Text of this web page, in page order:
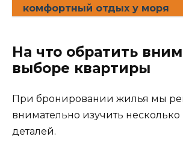
комфортный отдых у моря
На что обратить
выборе квартиры
При бронировании жилья мы
внимательно изучить
деталей.